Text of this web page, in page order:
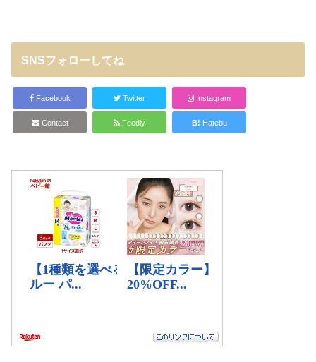
SNSフォローしてね
Facebook Twitter Instagram
Contact Feedly B! Hatebu